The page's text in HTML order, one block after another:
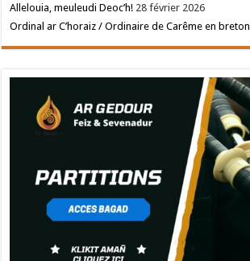
Allelouia, meuleudi Deoc’h! 28 février 2026
Ordinal ar C’horaiz / Ordinaire de Carême en breton